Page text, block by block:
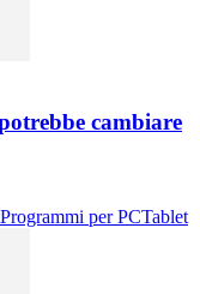
cambiare
Programmi per PCTablet